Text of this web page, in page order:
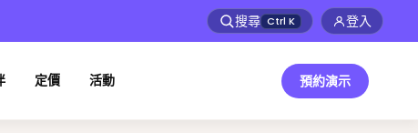
搜尋 Ctrl K 登入
定價 活動 預約演示